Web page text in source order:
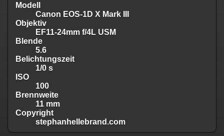
Modell
Canon EOS-1D X Mark III
Objektiv
EF11-24mm f/4L USM
Blende
5.6
Belichtungszeit
1/0 s
ISO
100
Brennweite
11 mm
Copyright
stephanhellebrand.com